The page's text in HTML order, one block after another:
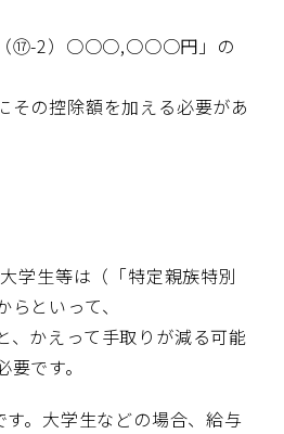
⑰-2） ○○○,○○○円」の
その控除額を加える必要があ
学生等は（「特定親族特別
といって、
、かえって手取りが減る可能
です。
す。大学生などの場合、給与